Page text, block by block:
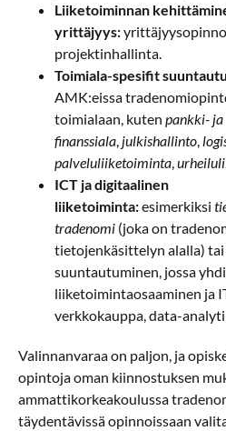
Liiketoiminnan
yrittäjyys:
projektinhallinta.
Toimiala-spesifit
AMK:eissa
toimialaan, kuten pankki- ja
finanssiala, julkishallinto,
palveluliiketoiminta,
ICT ja digitaalinen
liiketoiminta:esimerkiksi
tradenomi (joka on
tietojenkäsittelyn alalla)
suuntautuminen, jossa
liiketoimintaosaaminen ja
verkkokauppa, data-
Valinnanvaraa on paljon, ja
opintoja oman kiinnostuksen
ammattikorkeakoulussa
täydentävissä opinnoissaan